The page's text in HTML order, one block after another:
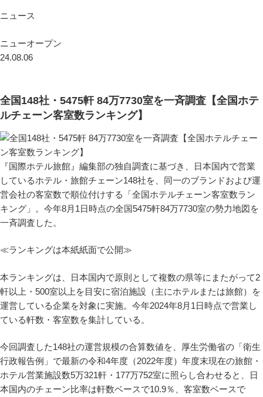
ニュース
ニューオープン
24.08.06
全国148社・5475軒 84万7730室を一斉調査【全国ホテ
ルチェーン客室数ランキング】
『国際ホテル旅館』編集部の独自調査に基づき、日本国内で営業
しているホテル・旅館チェーン148社を、同一のブランドおよび運
営会社の客室数で順位付けする「全国ホテルチェーン客室数ラン
キング」。今年8月1日時点の全国5475軒84万7730室の勢力地図を
一斉調査した。
≪ランキングは本紙紙面で公開≫
本ランキングは、日本国内で原則として複数の県等にまたがって2
軒以上・500室以上を目安に宿泊施設（主にホテルまたは旅館）を
運営している企業を対象に実施。今年2024年8月1日時点で営業し
ている軒数・客室数を集計している。
今回調査した148社の運営規模の合算数値を、厚生労働省の「衛生
行政報告例」で最新の令和4年度（2022年度）年度末現在の旅館・
ホテル営業施設数5万321軒・177万752室に照らし合わせると、日
本国内のチェーン比率は軒数ベースで10.9％、客室数ベースで